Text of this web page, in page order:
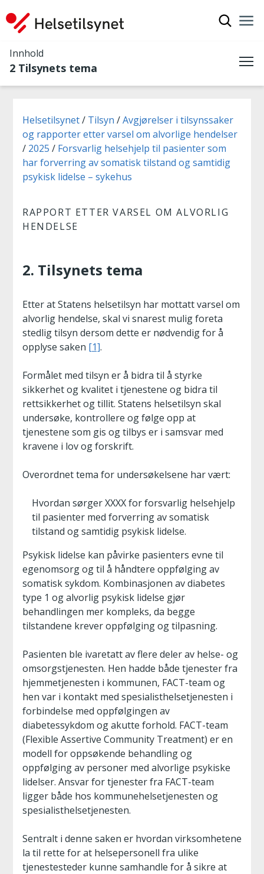
Innhold
2 Tilsynets tema
Du er her:
Helsetilsynet Tilsyn
Avgjørelser i tilsynssaker
og rapporter etter varsel om alvorlige hendelser
2025
Forsvarlig helsehjelp til pasienter som
har forverring av somatisk tilstand og samtidig
psykisk lidelse – sykehus
RAPPORT ETTER VARSEL OM ALVORLIG
HENDELSE
2. Tilsynets tema
Etter at Statens helsetilsyn har mottatt varsel om
alvorlig hendelse, skal vi snarest mulig foreta
stedlig tilsyn dersom dette er nødvendig for å
opplyse saken [1].
Formålet med tilsyn er å bidra til å styrke
sikkerhet og kvalitet i tjenestene og bidra til
rettsikkerhet og tillit. Statens helsetilsyn skal
undersøke, kontrollere og følge opp at
tjenestene som gis og tilbys er i samsvar med
kravene i lov og forskrift.
Overordnet tema for undersøkelsene har vært:
Hvordan sørger XXXX for forsvarlig helsehjelp
til pasienter med forverring av somatisk
tilstand og samtidig psykisk lidelse.
Psykisk lidelse kan påvirke pasienters evne til
egenomsorg og til å håndtere oppfølging av
somatisk sykdom. Kombinasjonen av diabetes
type 1 og alvorlig psykisk lidelse gjør
behandlingen mer kompleks, da begge
tilstandene krever oppfølging og tilpasning.
Pasienten ble ivaretatt av flere deler av helse- og
omsorgstjenesten. Hen hadde både tjenester fra
hjemmetjenesten i kommunen, FACT-team og
hen var i kontakt med spesialisthelsetjenesten i
forbindelse med oppfølgingen av
diabetessykdom og akutte forhold. FACT-team
(Flexible Assertive Community Treatment) er en
modell for oppsøkende behandling og
oppfølging av personer med alvorlige psykiske
lidelser. Ansvar for tjenester fra FACT-team
ligger både hos kommunehelsetjenesten og
spesialisthelsetjenesten.
Sentralt i denne saken er hvordan virksomhetene
la til rette for at helsepersonell fra ulike
tjenestesteder kunne samhandle for å sikre at